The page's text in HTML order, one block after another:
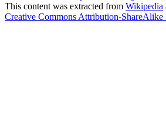
This content was extracted from Wikipedia
Creative Commons Attribution-ShareAlike